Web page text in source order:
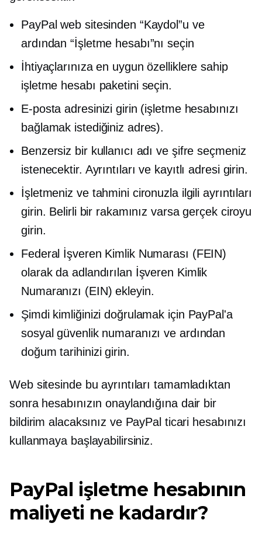
PayPal web sitesinden “Kaydol”u ve
ardından “İşletme hesabı”nı seçin
İhtiyaçlarınıza en uygun özelliklere sahip
işletme hesabı paketini seçin.
E-posta adresinizi girin (işletme hesabınızı
bağlamak istediğiniz adres).
Benzersiz bir kullanıcı adı ve şifre seçmeniz
istenecektir. Ayrıntıları ve kayıtlı adresi girin.
İşletmeniz ve tahmini cironuzla ilgili ayrıntıları
girin. Belirli bir rakamınız varsa gerçek ciroyu
girin.
Federal İşveren Kimlik Numarası (FEIN)
olarak da adlandırılan İşveren Kimlik
Numaranızı (EIN) ekleyin.
Şimdi kimliğinizi doğrulamak için PayPal'a
sosyal güvenlik numaranızı ve ardından
doğum tarihinizi girin.
Web sitesinde bu ayrıntıları tamamladıktan
sonra hesabınızın onaylandığına dair bir
bildirim alacaksınız ve PayPal ticari hesabınızı
kullanmaya başlayabilirsiniz.
PayPal işletme hesabının
maliyeti ne kadardır?